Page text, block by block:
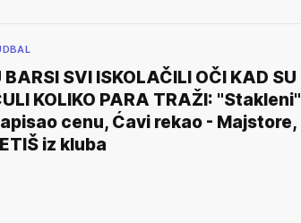
BARSI SVI ISKOLAČILI OČI KAD SU
KOLIKO PARA TRAŽI: "Stakleni"
cenu, Ćavi rekao - Majstore,
iz kluba